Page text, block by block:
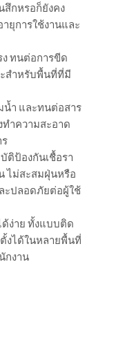
สึกหรอก็ยังคง
ยุการใช้งานและ
ทนต่อการขีด
ะสำหรับพื้นที่ที่มี
น้ำ และทนต่อสาร
ทำความสะอาด
ติป้องกันเชื้อรา
ไม่สะสมฝุ่นหรือ
ะปลอดภัยต่อผู้ใช้
ง่าย ทั้งแบบติด
งได้ในหลายพื้นที่
กงาน